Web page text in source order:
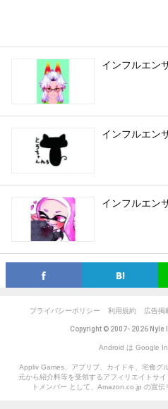
インフルエン
インフルエン
インフルエン
プライバシーポリシー 利用規約 広告掲
Copyright © 2007- 2026 Nyle
Android は Google
Appliv Games、アプリブ、カイドキ、宅食グ
元から紹介料等を受領するアフィリエイトサ
トメンバー として、Amazon.co.jp の宣伝